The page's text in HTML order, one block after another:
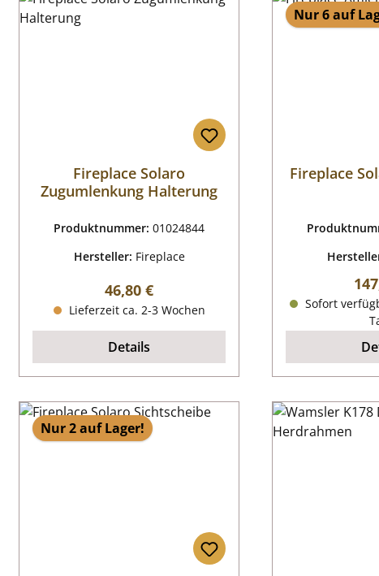
Fireplace Solaro
Zugumlenkung Halterung
Produktnummer:01024844
Hersteller: Fireplace
Regulärer Preis:
46,80 €
Lieferzeit ca. 2-3 Wochen
Details
Nur 6 auf
Fireplace
Sofort
Nur 2 auf Lager!